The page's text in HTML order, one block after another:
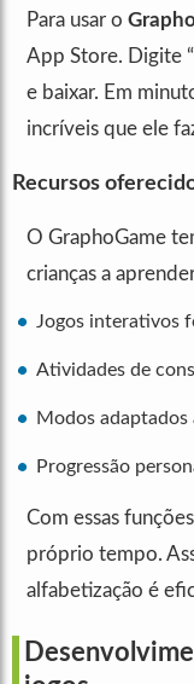
Para usar o
App Store. Digite
e baixar. Em
incríveis que ele
Recursos
O GraphoGame
crianças a
Jogos interativos
Atividades de
Modos
Progressão
Com essas
próprio tempo.
alfabetização é